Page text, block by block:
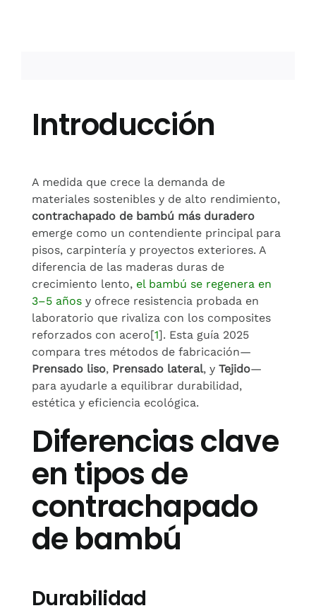
Introducción
A medida que crece la demanda de
materiales sostenibles y de alto rendimiento,
contrachapado de bambú más duradero
emerge como un contendiente principal para
pisos, carpintería y proyectos exteriores. A
diferencia de las maderas duras de
crecimiento lento, el bambú se regenera en
3–5 añosy ofrece resistencia probada en
laboratorio que rivaliza con los composites
reforzados con acero[1]. Esta guía 2025
compara tres métodos de fabricación—
Prensado liso, Prensado lateral, y Tejido—
para ayudarle a equilibrar durabilidad,
estética y eficiencia ecológica.
Diferencias clave
en tipos de
contrachapado
de bambú
Durabilidad